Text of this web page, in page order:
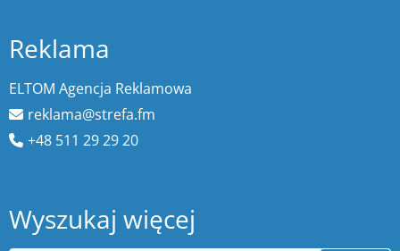
Reklama
ELTOM Agencja Reklamowa
reklama@strefa.fm
+48 511 29 29 20
Wyszukaj więcej